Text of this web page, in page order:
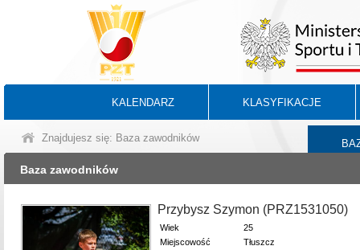
KALENDARZ KLASYFIKACJE
Znajdujesz się: Baza zawodników
Baza zawodników
Przybysz Szymon (PRZ1531050)
Wiek
25
Miejscowość
Tłuszcz